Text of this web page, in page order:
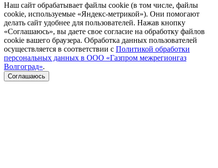
Наш сайт обрабатывает файлы cookie (в том числе, файлы
cookie, используемые «Яндекс-метрикой»). Они помогают
делать сайт удобнее для пользователей. Нажав кнопку
«Соглашаюсь», вы даете свое согласие на обработку файлов
cookie вашего браузера. Обработка данных пользователей
осуществляется в соответствии с Политикой обработки
персональных данных в ООО «Газпром межрегионгаз
Волгоград».
Соглашаюсь